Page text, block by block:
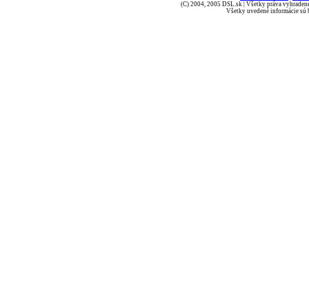
(C) 2004, 2005 DSL.sk | Všetky práva
Všetky uvedené informácie sú